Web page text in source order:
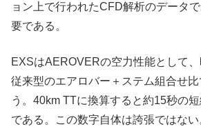
ョン上で行われたCFD解析のデータ
要である。
EXSはAEROVERの空力性能として
従来型のエアロバー＋ステム組合せ
う。40km TTに換算すると約15秒の
である。この数字自体は誇張ではない